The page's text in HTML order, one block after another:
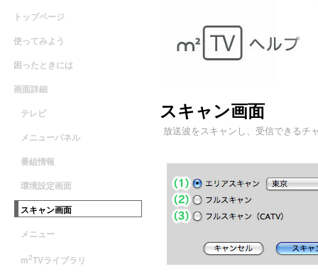
トップページ
使ってみよう
困ったときには
画面詳細
テレビ
メニューパネル
番組情報
環境設定画面
スキャン画面
メニュー
m2TVライブラリ
スキャン画面
放送波をスキャンし、受信できるチ